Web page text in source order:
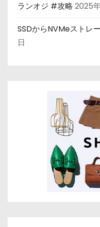
ランオジ #攻略 2025
SSDからNVMeストレ
日